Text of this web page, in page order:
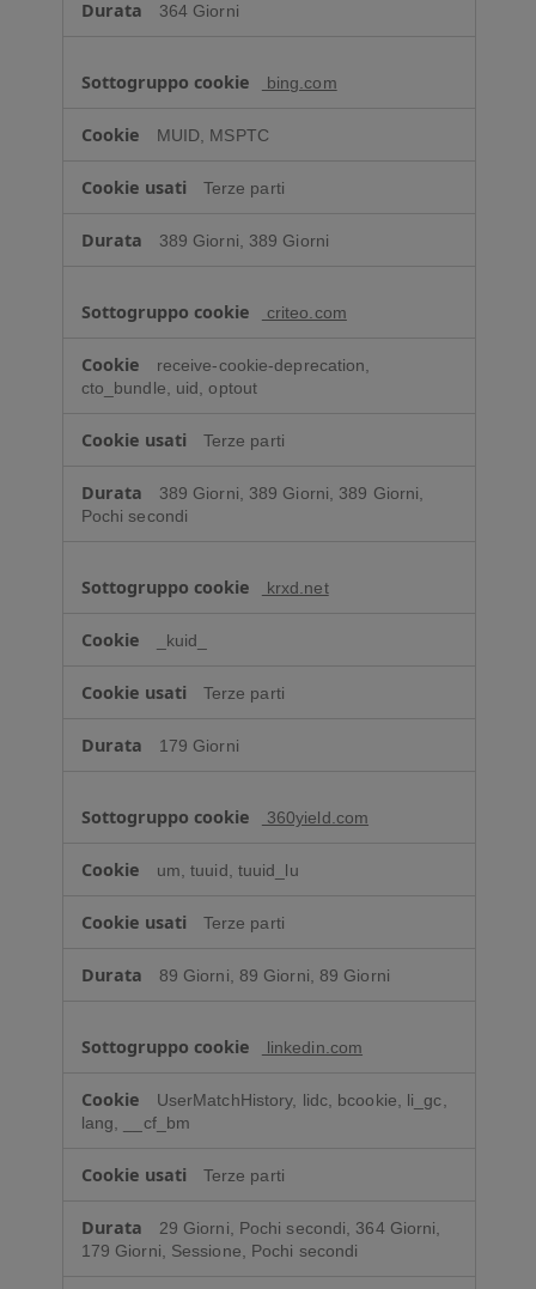
364 Giorni
bing.com
MUID, MSPTC
Terze parti
389 Giorni, 389 Giorni
criteo.com
receive-cookie-deprecation,
cto_bundle, uid, optout
Terze parti
389 Giorni, 389 Giorni, 389 Giorni,
Pochi secondi
krxd.net
_kuid_
Terze parti
179 Giorni
360yield.com
um, tuuid, tuuid_lu
Terze parti
89 Giorni, 89 Giorni, 89 Giorni
linkedin.com
UserMatchHistory, lidc, bcookie, li_gc,
lang, __cf_bm
Terze parti
29 Giorni, Pochi secondi, 364 Giorni,
179 Giorni, Sessione, Pochi secondi